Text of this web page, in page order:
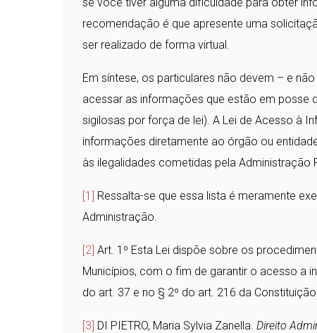
recomendação é que apresente uma
ser realizado de forma virtual.
Em síntese, os particulares não devem – e
acessar as informações que estão em posse
sigilosas por força de lei). A Lei de Acesso à
informações diretamente ao órgão ou
às ilegalidades cometidas pela Administração
[1] Ressalta-se que essa lista é meramente
Administração.
[2] Art. 1º Esta Lei dispõe sobre os
Municípios, com o fim de garantir o acesso a
do art. 37 e no § 2º do art. 216 da
[3] DI PIETRO, Maria Sylvia Zanella. Direito